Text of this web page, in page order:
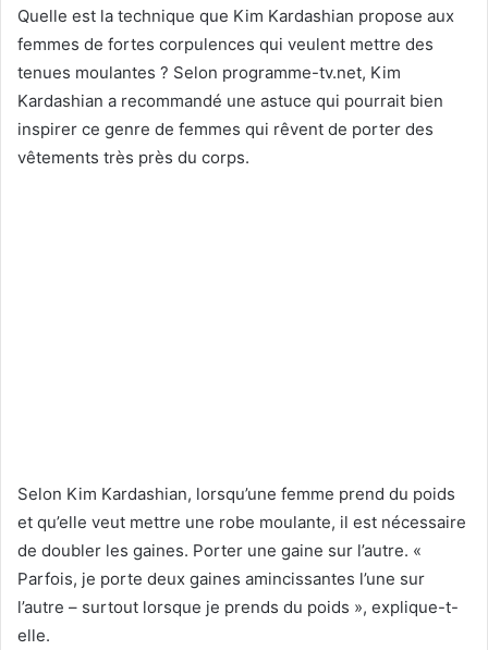
Quelle est la technique que Kim Kardashian propose aux
femmes de fortes corpulences qui veulent mettre des
tenues moulantes ? Selon programme-tv.net, Kim
Kardashian a recommandé une astuce qui pourrait bien
inspirer ce genre de femmes qui rêvent de porter des
vêtements très près du corps.
Selon Kim Kardashian, lorsqu’une femme prend du poids
et qu’elle veut mettre une robe moulante, il est nécessaire
de doubler les gaines. Porter une gaine sur l’autre. «
Parfois, je porte deux gaines amincissantes l’une sur
l’autre – surtout lorsque je prends du poids », explique-t-
elle.